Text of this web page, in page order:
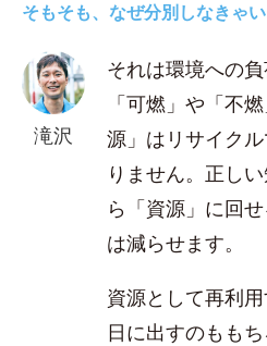
そもそも、なぜ分別しなきゃ
滝沢
それは環境への負
「可燃」や「不
源」はリサイク
りません。正し
ら「資源」に回
は減らせます。
資源として再利
日に出すのもも